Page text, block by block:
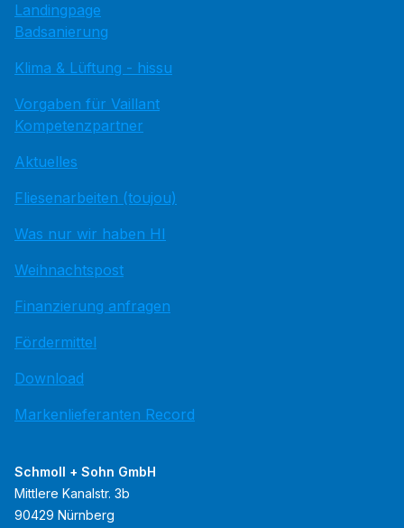
Landingpage
Badsanierung
Klima & Lüftung - hissu
Vorgaben für Vaillant
Kompetenzpartner
Aktuelles
Fliesenarbeiten (toujou)
Was nur wir haben HI
Weihnachtspost
Finanzierung anfragen
Fördermittel
Download
Markenlieferanten Record
Schmoll + Sohn GmbH
Mittlere Kanalstr. 3b
90429 Nürnberg